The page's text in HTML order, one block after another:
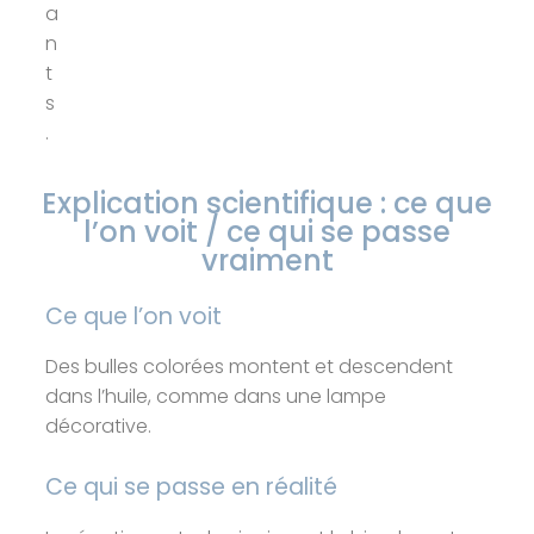
a
n
t
s
.
Explication scientifique : ce que
l’on voit / ce qui se passe
vraiment
Ce que l’on voit
Des bulles colorées montent et descendent
dans l’huile, comme dans une lampe
décorative.
Ce qui se passe en réalité